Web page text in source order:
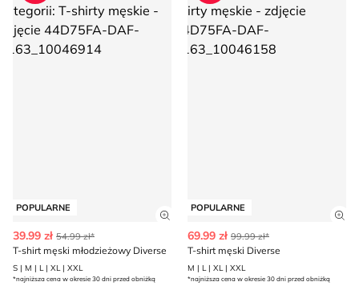
POPULARNE
Zobacz szczegóły produktu
39.99 zł 54.99 zł*
T-shirt męski młodzieżowy Diverse
S | M | L | XL | XXL
*najniższa cena w okresie 30 dni przed obniżką
POPULARNE
69.99 zł 99.99 zł*
T-shirt męski Diverse
M | L | XL | XXL
*najniższa cena w okresie 30 dni przed obniżką